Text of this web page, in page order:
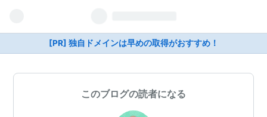
[PR] 独自ドメインは早めの取得がおすすめ！
このブログの読者になる